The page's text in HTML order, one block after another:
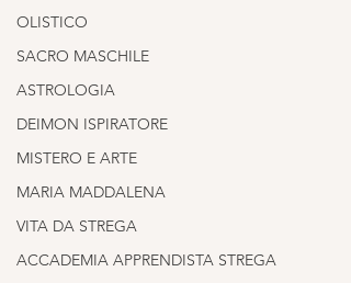
OLISTICO
SACRO MASCHILE
ASTROLOGIA
DEIMON ISPIRATORE
MISTERO E ARTE
MARIA MADDALENA
VITA DA STREGA
ACCADEMIA APPRENDISTA STREGA